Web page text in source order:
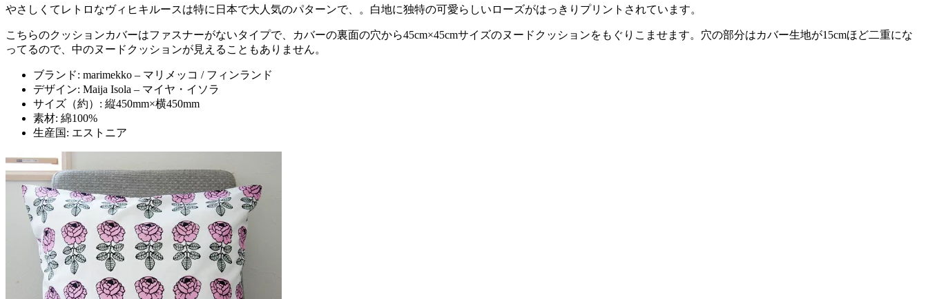
やさしくてレトロなヴィヒキルースは特に日本で大人気のパターンで、。白地に独特の可愛らしいローズがはっきりプリントされています。
こちらのクッションカバーはファスナーがないタイプで、カバーの裏面の穴から45cm×45cmサイズのヌードクッションをもぐりこませます。穴の部分はカバー生地が15cmほど二重にな
ってるので、中のヌードクッションが見えることもありません。
ブランド: marimekko – マリメッコ / フィンランド
デザイン: Maija Isola – マイヤ・イソラ
サイズ（約）: 縦450mm×横450mm
素材: 綿100%
生産国: エストニア